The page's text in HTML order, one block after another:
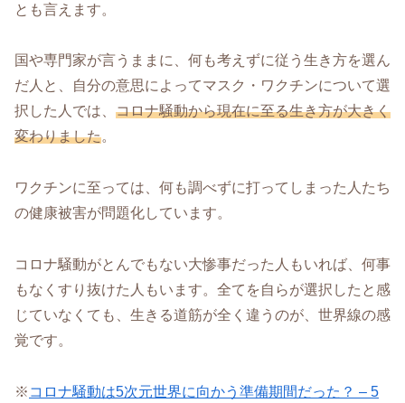
とも言えます。
国や専門家が言うままに、何も考えずに従う生き方を選ん
だ人と、自分の意思によってマスク・ワクチンについて選
択した人では、 コロナ騒動から現在に至る生き方が大きく
変わりました。
ワクチンに至っては、何も調べずに打ってしまった人たち
の健康被害が問題化しています。
コロナ騒動がとんでもない大惨事だった人もいれば、何事
もなくすり抜けた人もいます。全てを自らが選択したと感
じていなくても、生きる道筋が全く違うのが、世界線の感
覚です。
※ コロナ騒動は5次元世界に向かう準備期間だった？ – 5